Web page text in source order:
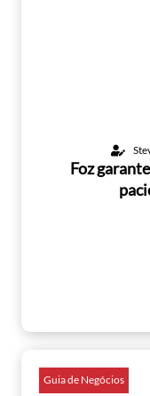
Foz
Guia de Negócios